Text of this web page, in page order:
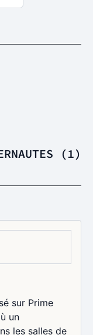
(1)
sur Prime
un
les salles de